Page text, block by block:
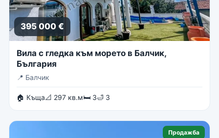
395 000 €
Вила с гледка към морето в Балчик,
България
📍 Балчик
🏠 Къща📐 297 кв.м🛏 3🛁 3
Продажба